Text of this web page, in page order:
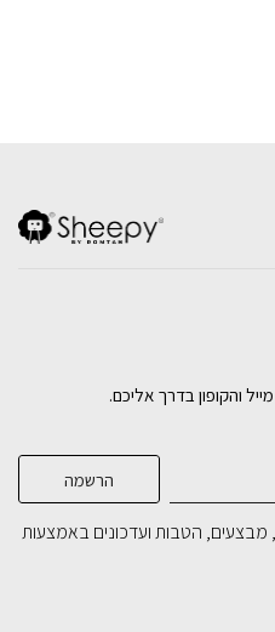
והקופון בדרך אליכם.
הטבות ועדכונים באמצעות